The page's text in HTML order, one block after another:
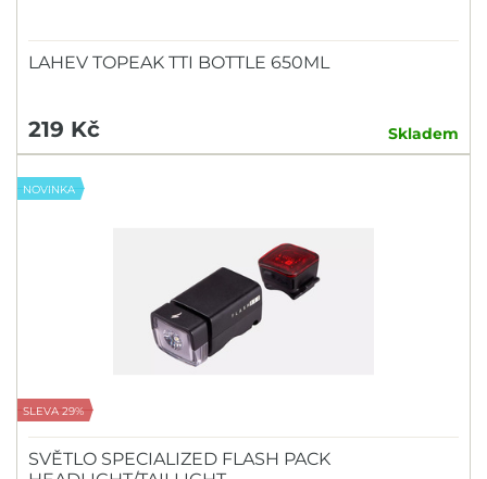
LAHEV TOPEAK TTI BOTTLE 650ML
219 Kč Skladem
NOVINKA
SLEVA 29%
SVĚTLO SPECIALIZED FLASH PACK